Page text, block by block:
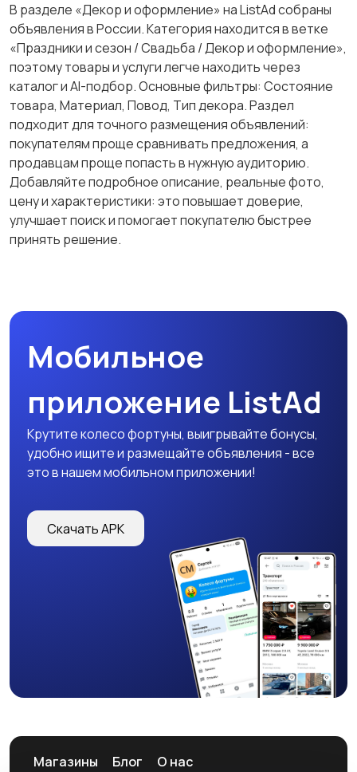
В разделе «Декор и оформление» на ListAd собраны
объявления в России. Категория находится в ветке
«Праздники и сезон / Свадьба / Декор и оформление»,
поэтому товары и услуги легче находить через
каталог и AI-подбор. Основные фильтры: Состояние
товара, Материал, Повод, Тип декора. Раздел
подходит для точного размещения объявлений:
покупателям проще сравнивать предложения, а
продавцам проще попасть в нужную аудиторию.
Добавляйте подробное описание, реальные фото,
цену и характеристики: это повышает доверие,
улучшает поиск и помогает покупателю быстрее
принять решение.
Мобильное
приложение ListAd
Крутите колесо фортуны, выигрывайте бонусы,
удобно ищите и размещайте объявления - все
это в нашем мобильном приложении!
Скачать APK
Магазины Блог О нас